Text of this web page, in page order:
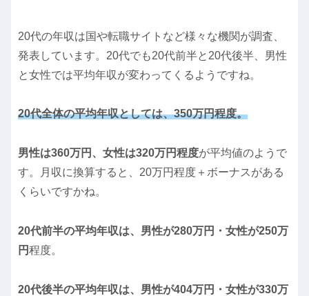
20代の年収は国や転職サイトなど様々な機関が調査、
発表しています。20代でも20代前半と20代後半、男性
と女性では平均年収が変わってくるようですね。
20代全体の平均年収としては、350万円程度。
男性は360万円、女性は320万円程度が平均値のようで
す。月収に換算すると、20万円程度＋ボーナスがある
くらいですかね。
20代前半の平均年収は、男性が280万円・女性が250万
円程度。
20代後半の平均年収は、男性が404万円・女性が330万